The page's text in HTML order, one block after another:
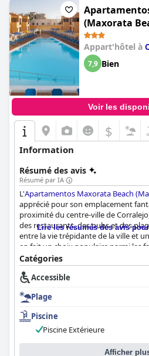
(Maxorata
Appart'hôtel à
7,9 Bien
Voir les
$
Information
Résumé des avis
Résumé par IA
L'Apartamentos Maxorata Beach
apprécié pour son emplacement
proximité du centre-ville de
des restaurants, des pubs et des
entre la vie trépidante de la ville et
en fait un choix populaire parmi les
âgés et les voyageurs solitaires. La
essentielles telles que les
ajoute à la commodité du séjour.
Les appartements eux-mêmes sont
grandes pièces comprenant des
salons lumineux. De nombreuses
ou de terrasses de bonne taille
qui améliore l'expérience de vie.
appareils montrent des signes de
Lire les résumés des avis
Catégories
Accessible
Plage
Piscine
Piscine Extérieure
Afficher